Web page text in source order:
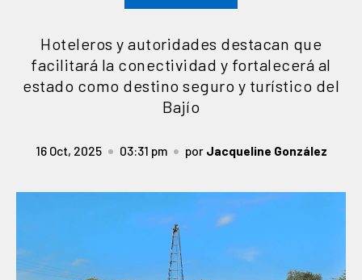
Hoteleros y autoridades destacan que
facilitará la conectividad y fortalecerá al
estado como destino seguro y turístico del
Bajío
16 Oct, 2025 03:31 pm por Jacqueline González